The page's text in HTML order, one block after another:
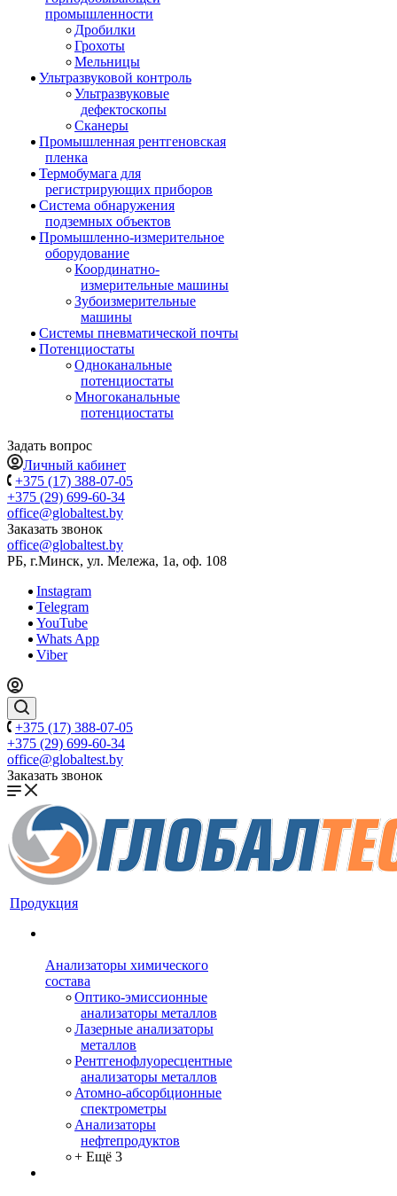
промышленности
Дробилки
Грохоты
Мельницы
Ультразвуковой контроль
Ультразвуковые
дефектоскопы
Сканеры
Промышленная рентгеновская
пленка
Термобумага для
регистрирующих приборов
Система обнаружения
подземных объектов
Промышленно-измерительное
оборудование
Координатно-
измерительные машины
Зубоизмерительные
машины
Системы пневматической почты
Потенциостаты
Одноканальные
потенциостаты
Многоканальные
потенциостаты
Задать вопрос
Личный кабинет
+375 (17) 388-07-05
+375 (29) 699-60-34
office@globaltest.by
Заказать звонок
office@globaltest.by
РБ, г.Минск, ул. Мележа, 1а, оф. 108
Instagram
Telegram
YouTube
Whats App
Viber
+375 (17) 388-07-05
+375 (29) 699-60-34
office@globaltest.by
Заказать звонок
Продукция
Анализаторы химического
состава
Оптико-эмиссионные
анализаторы металлов
Лазерные анализаторы
металлов
Рентгенофлуоресцентные
анализаторы металлов
Атомно-абсорбционные
спектрометры
Анализаторы
нефтепродуктов
+ Ещё 3